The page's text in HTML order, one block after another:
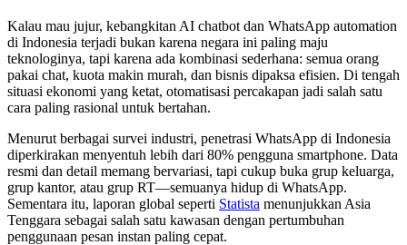
Kalau mau jujur, kebangkitan AI chatbot dan WhatsApp automation
di Indonesia terjadi bukan karena negara ini paling maju
teknologinya, tapi karena ada kombinasi sederhana: semua orang
pakai chat, kuota makin murah, dan bisnis dipaksa efisien. Di tengah
situasi ekonomi yang ketat, otomatisasi percakapan jadi salah satu
cara paling rasional untuk bertahan.
Menurut berbagai survei industri, penetrasi WhatsApp di Indonesia
diperkirakan menyentuh lebih dari 80% pengguna smartphone. Data
resmi dan detail memang bervariasi, tapi cukup buka grup keluarga,
grup kantor, atau grup RT—semuanya hidup di WhatsApp.
Sementara itu, laporan global seperti Statista menunjukkan Asia
Tenggara sebagai salah satu kawasan dengan pertumbuhan
penggunaan pesan instan paling cepat.